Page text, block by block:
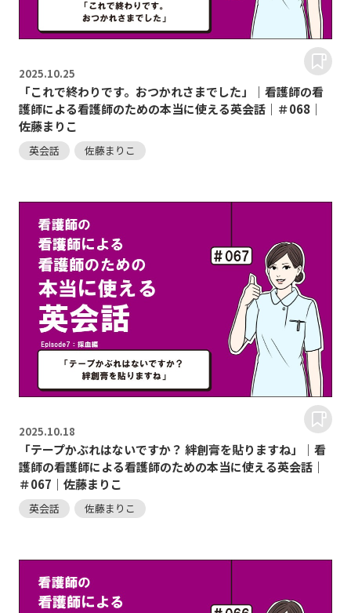
2025.10.25
「これで終わりです。おつかれさまでした」｜看護師の看
護師による看護師のための本当に使える英会話｜＃068｜
佐藤まりこ
英会話 佐藤まりこ
2025.10.18
「テープかぶれはないですか？ 絆創膏を貼りますね」｜看
護師の看護師による看護師のための本当に使える英会話｜
＃067｜佐藤まりこ
英会話 佐藤まりこ